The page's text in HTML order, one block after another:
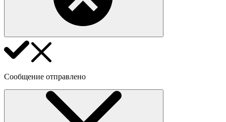
Сообщение отправлено